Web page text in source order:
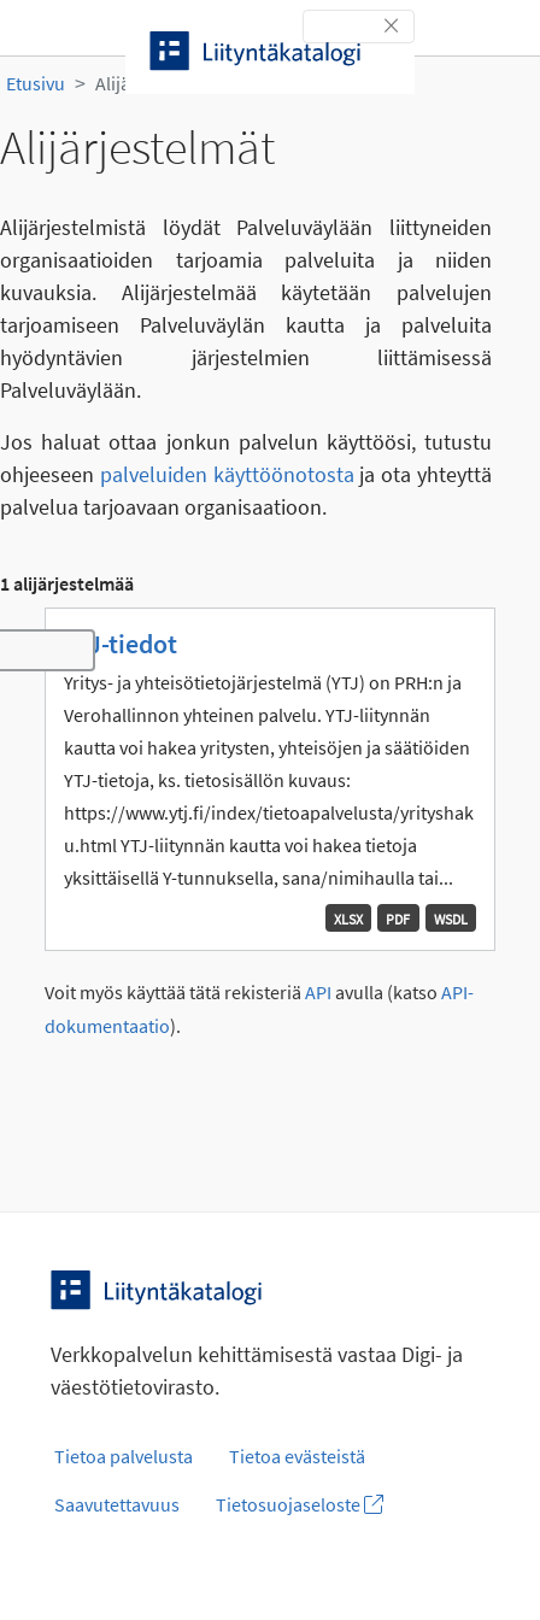
Toggle navigation
Etusivu Alijärjestelmät
Alijärjestelmät
Alijärjestelmistä löydät Palveluväylään liittyneiden
organisaatioiden tarjoamia palveluita ja niiden
kuvauksia. Alijärjestelmää käytetään palvelujen
tarjoamiseen Palveluväylän kautta ja palveluita
hyödyntävien järjestelmien liittämisessä
Palveluväylään.
Jos haluat ottaa jonkun palvelun käyttöösi, tutustu
ohjeeseen palveluiden käyttöönotosta ja ota yhteyttä
palvelua tarjoavaan organisaatioon.
1 alijärjestelmää
Toggle navigation
YTJ-tiedot
Yritys- ja yhteisötietojärjestelmä (YTJ) on PRH:n ja
Verohallinnon yhteinen palvelu. YTJ-liitynnän
kautta voi hakea yritysten, yhteisöjen ja säätiöiden
YTJ-tietoja, ks. tietosisällön kuvaus:
https://www.ytj.fi/index/tietoapalvelusta/yrityshak
u.html YTJ-liitynnän kautta voi hakea tietoja
yksittäisellä Y-tunnuksella, sana/nimihaulla tai...
WSDL
PDF
XLSX
Voit myös käyttää tätä rekisteriä API avulla (katso API-
dokumentaatio).
Verkkopalvelun kehittämisestä vastaa Digi- ja
väestötietovirasto.
Tietoa palvelusta
Tietoa evästeistä
Saavutettavuus
Tietosuojaseloste